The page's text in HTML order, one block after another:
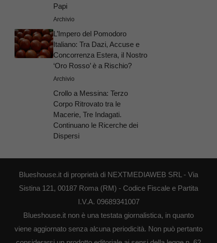
Papi
Archivio
L’Impero del Pomodoro
Italiano: Tra Dazi, Accuse e
Concorrenza Estera, il Nostro
‘Oro Rosso’ è a Rischio?
Archivio
Crollo a Messina: Terzo
Corpo Ritrovato tra le
Macerie, Tre Indagati.
Continuano le Ricerche dei
Dispersi
Blueshouse.it di proprietà di NEXTMEDIAWEB SRL - Via
Sistina 121, 00187 Roma (RM) - Codice Fiscale e Partita
I.V.A. 09689341007
Blueshouse.it non è una testata giornalistica, in quanto
viene aggiornato senza alcuna periodicità. Non può pertanto